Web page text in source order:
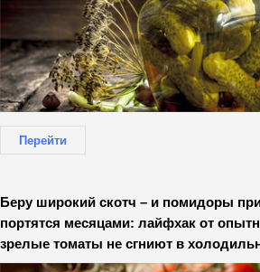
Перейти
Беру широкий скотч – и помидоры
портятся месяцами: лайфхак от
зрелые томаты не сгниют в